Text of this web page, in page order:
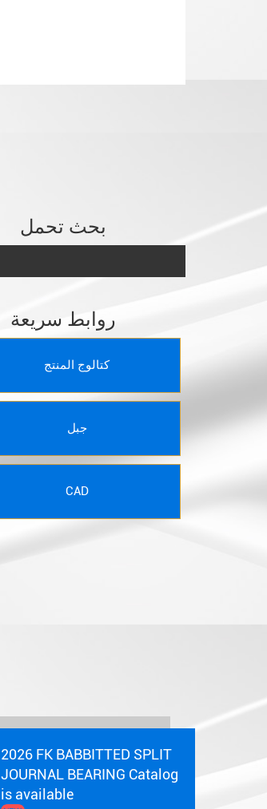
بحث تحمل
روابط سريعة
كتالوج المنتج
جبل
CAD
2026 FK SPHERICAL
ROLLER BEARING UNITS
Catalog is available